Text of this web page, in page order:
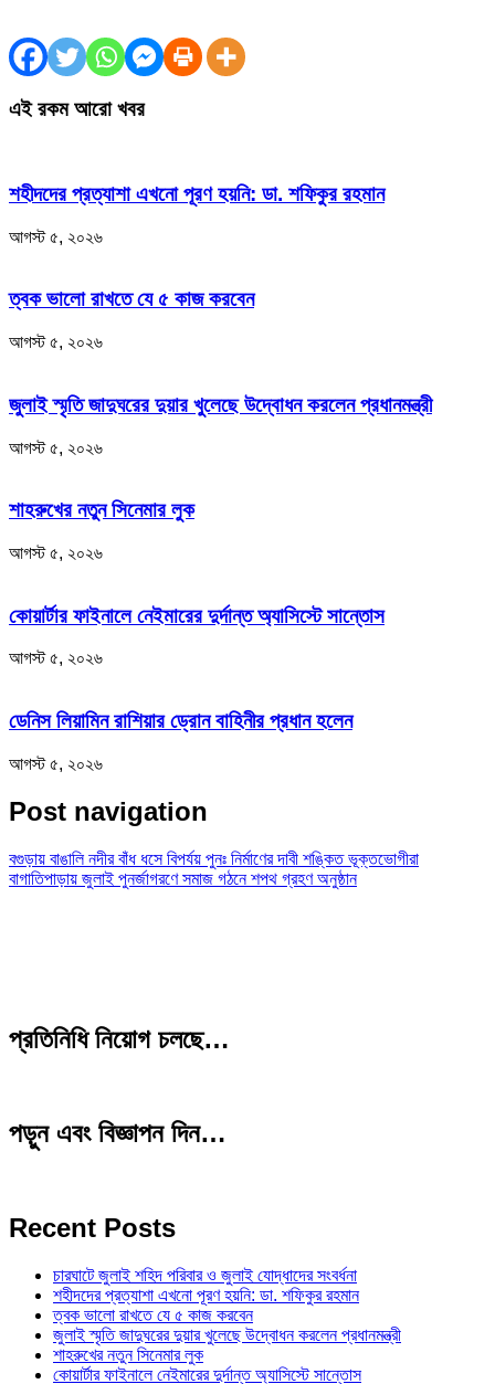
এই রকম আরো খবর
শহীদদের প্রত্যাশা এখনো পূরণ হয়নি: ডা. শফিকুর রহমান
আগস্ট ৫, ২০২৬
ত্বক ভালো রাখতে যে ৫ কাজ করবেন
আগস্ট ৫, ২০২৬
জুলাই স্মৃতি জাদুঘরের দুয়ার খুলেছে উদ্বোধন করলেন প্রধানমন্ত্রী
আগস্ট ৫, ২০২৬
শাহরুখের নতুন সিনেমার লুক
আগস্ট ৫, ২০২৬
কোয়ার্টার ফাইনালে নেইমারের দুর্দান্ত অ্যাসিস্টে সান্তোস
আগস্ট ৫, ২০২৬
ডেনিস লিয়ামিন রাশিয়ার ড্রোন বাহিনীর প্রধান হলেন
আগস্ট ৫, ২০২৬
Post navigation
বগুড়ায় বাঙালি নদীর বাঁধ ধসে বিপর্যয় পুনঃ নির্মাণের দাবী শঙ্কিত ভূক্তভোগীরা
বাগাতিপাড়ায় জুলাই পুনর্জাগরণে সমাজ গঠনে শপথ গ্রহণ অনুষ্ঠান
প্রতিনিধি নিয়োগ চলছে…
পড়ুন এবং বিজ্ঞাপন দিন…
Recent Posts
চারঘাটে জুলাই শহিদ পরিবার ও জুলাই যোদ্ধাদের সংবর্ধনা
শহীদদের প্রত্যাশা এখনো পূরণ হয়নি: ডা. শফিকুর রহমান
ত্বক ভালো রাখতে যে ৫ কাজ করবেন
জুলাই স্মৃতি জাদুঘরের দুয়ার খুলেছে উদ্বোধন করলেন প্রধানমন্ত্রী
শাহরুখের নতুন সিনেমার লুক
কোয়ার্টার ফাইনালে নেইমারের দুর্দান্ত অ্যাসিস্টে সান্তোস